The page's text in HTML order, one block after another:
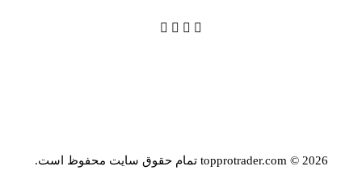
topprotrader.com © 2026 تمام حقوق سایت محفوظ است.